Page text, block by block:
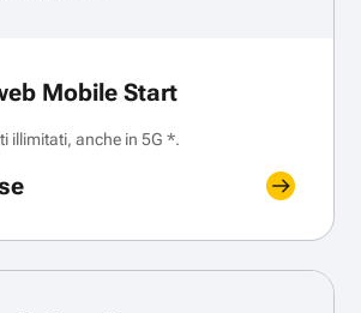
Mobile Start
illimitati, anche in 5G *.